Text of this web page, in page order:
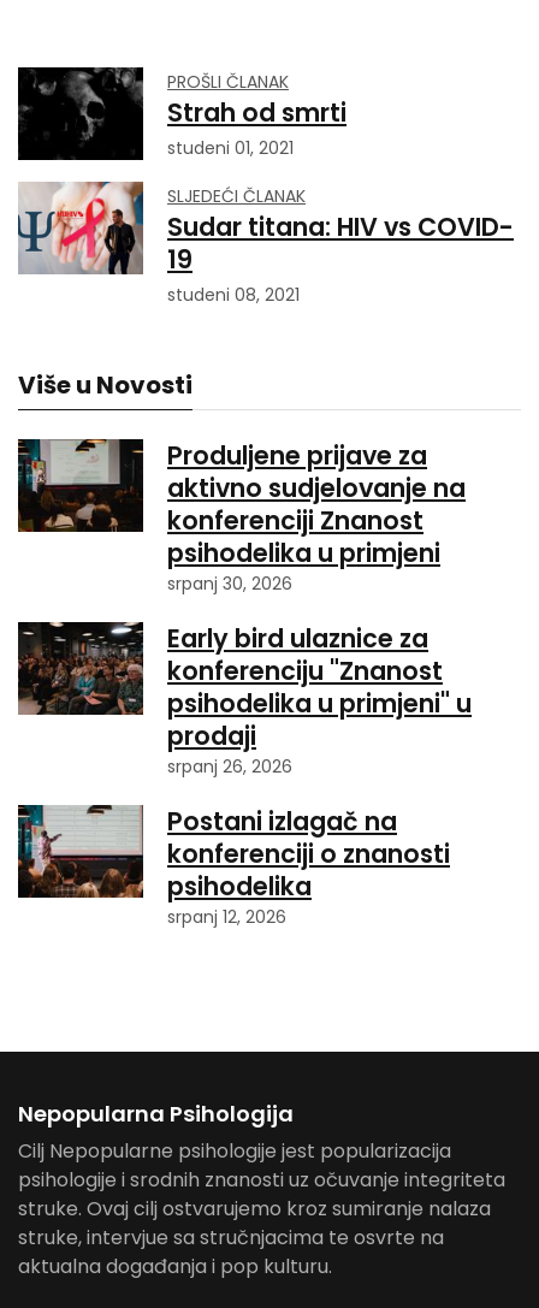
PROŠLI ČLANAK
Strah od smrti
studeni 01, 2021
SLJEDEĆI ČLANAK
Sudar titana: HIV vs COVID-
19
studeni 08, 2021
Više u Novosti
Produljene prijave za
aktivno sudjelovanje na
konferenciji Znanost
psihodelika u primjeni
srpanj 30, 2026
Early bird ulaznice za
konferenciju "Znanost
psihodelika u primjeni" u
prodaji
srpanj 26, 2026
Postani izlagač na
konferenciji o znanosti
psihodelika
srpanj 12, 2026
Nepopularna Psihologija
Cilj Nepopularne psihologije jest popularizacija
psihologije i srodnih znanosti uz očuvanje integriteta
struke. Ovaj cilj ostvarujemo kroz sumiranje nalaza
struke, intervjue sa stručnjacima te osvrte na
aktualna događanja i pop kulturu.